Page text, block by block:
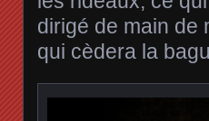
dirigé de main de
qui cèdera la